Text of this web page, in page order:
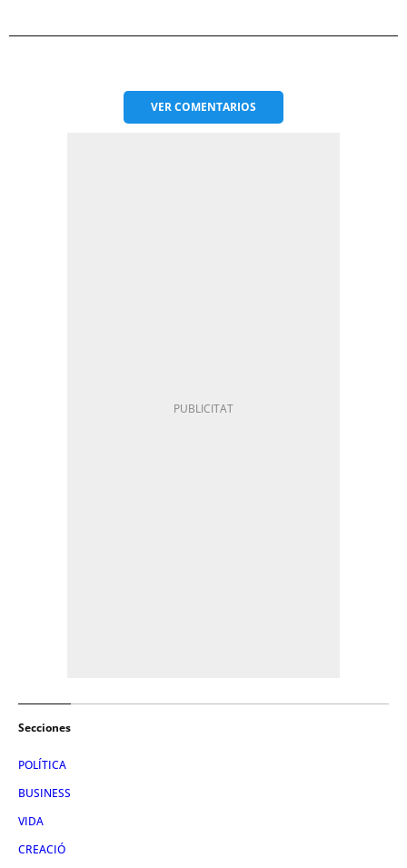
VERCOMENTARIOS
Secciones
POLÍTICA
BUSINESS
VIDA
CREACIÓ